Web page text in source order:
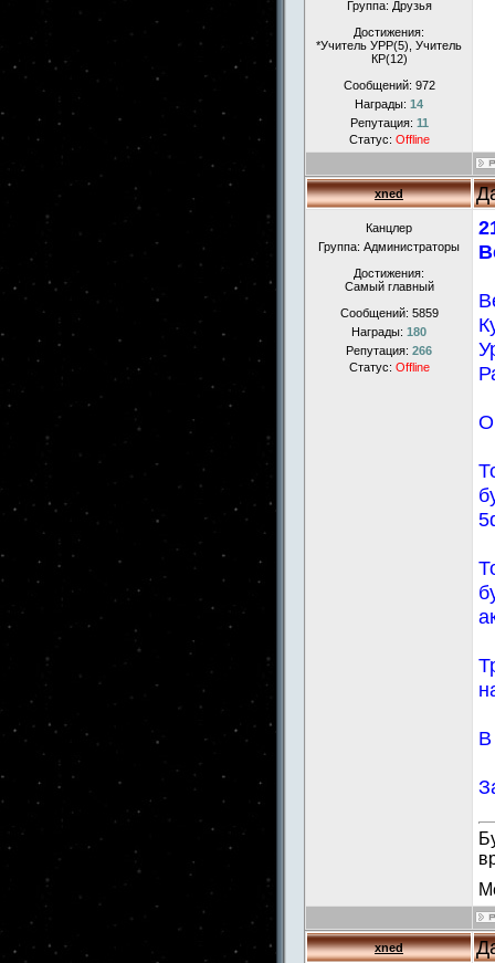
Группа: Друзья
Достижения:
*Учитель УРР(5), Учитель
КР(12)
Сообщений: 972
Награды: 14
Репутация: 11
Статус: Offline
xned
Канцлер
Группа: Администраторы
Достижения:
Самый главный
Сообщений: 5859
Награды: 180
Репутация: 266
Статус: Offline
О
В
xned